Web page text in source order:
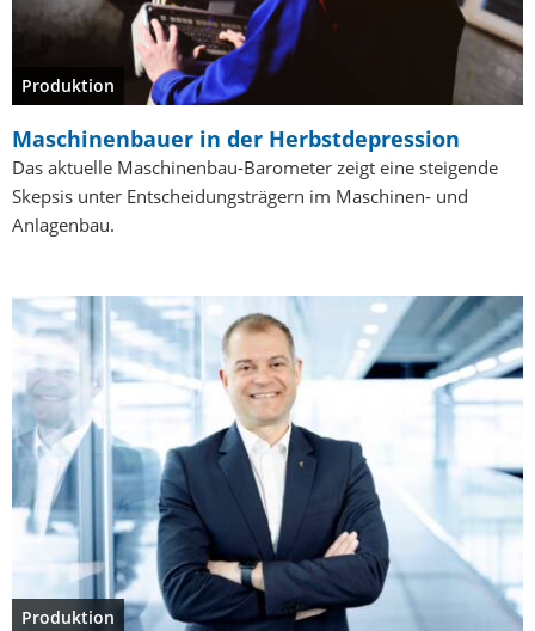
Produktion
Maschinenbauer in der Herbstdepression
Das aktuelle Maschinenbau-Barometer zeigt eine steigende
Skepsis unter Entscheidungsträgern im Maschinen- und
Anlagenbau.
Produktion